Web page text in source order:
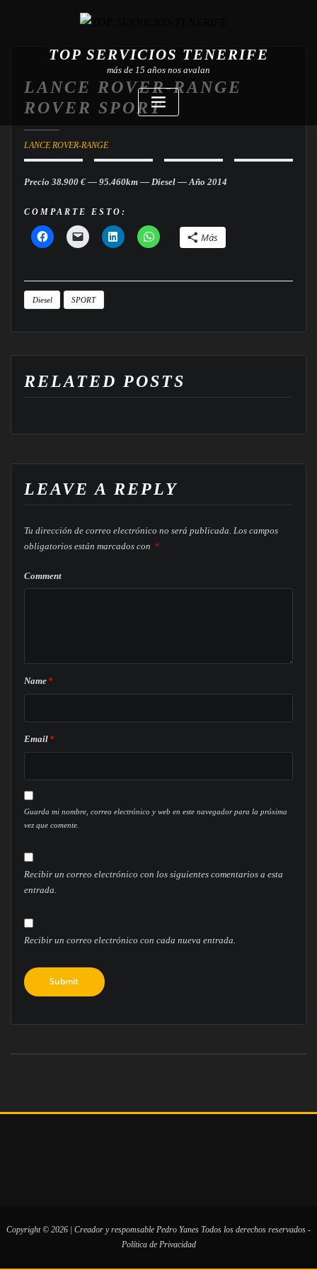
TOP SERVICIOS TENERIFE
más de 15 años nos avalan
LANCE ROVER-RANGE
ROVER SPORT
LANCE ROVER-RANGE
Precio 38.900 € — 95.460km — Diesel — Año 2014
COMPARTE ESTO:
Más
Diesel SPORT
RELATED POSTS
LEAVE A REPLY
Tu dirección de correo electrónico no será publicada. Los campos
obligatorios están marcados con *
Comment
Name *
Email *
Guarda mi nombre, correo electrónico y web en este navegador para la próxima
vez que comente.
Recibir un correo electrónico con los siguientes comentarios a esta
entrada.
Recibir un correo electrónico con cada nueva entrada.
Copyright © 2026 | Creador y respomsable Pedro Yanes Todos los derechos reservados -
Política de Privacidad